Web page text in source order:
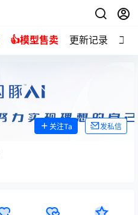
👍模型售卖 更新记录 工
关注Ta 发私信